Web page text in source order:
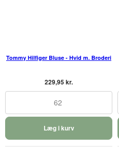
Tommy Hilfiger Bluse - Hvid m. Broderi
229,95 kr.
62
Læg i kurv